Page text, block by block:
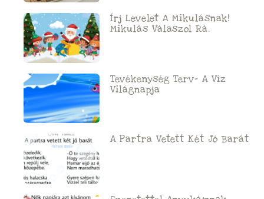
Írj Levelet A Mikulásnak!
Mikulás Válaszol Rá.
Tevékenység Terv- A Víz
Világnapja
A Partra Vetett Két Jó Barát